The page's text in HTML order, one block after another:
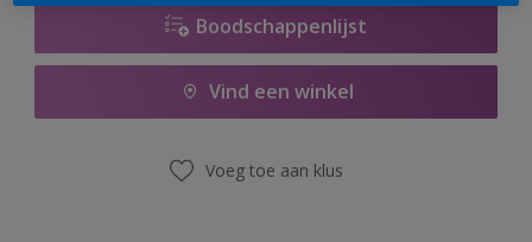
Boodschappenlijst
Vind een winkel
Voeg toe aan klus